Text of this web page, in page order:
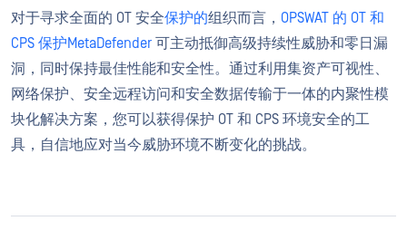
对于寻求全面的 OT 安全保护的组织而言， OPSWAT 的 OT 和
CPS 保护MetaDefender 可主动抵御高级持续性威胁和零日漏
洞，同时保持最佳性能和安全性。通过利用集资产可视性、
网络保护、安全远程访问和安全数据传输于一体的内聚性模
块化解决方案，您可以获得保护 OT 和 CPS 环境安全的工
具，自信地应对当今威胁环境不断变化的挑战。